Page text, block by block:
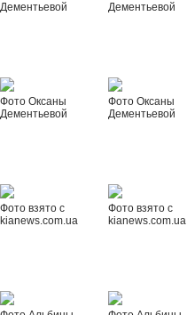
Дементьевой
Дементьевой
Фото Оксаны
Дементьевой
Фото Оксаны
Дементьевой
Фото взято с
kianews.com.ua
Фото взято с
kianews.com.ua